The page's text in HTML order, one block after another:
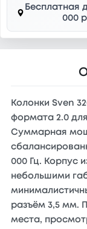
Бесплатная
000
Колонки Sven
формата 2.0
Суммарная
000 Гц. Корпус
небольшими
разъём 3,5 мм.
места,